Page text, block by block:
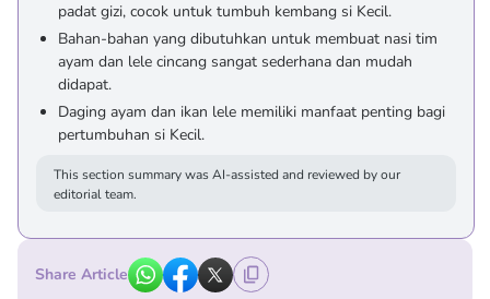
padat gizi, cocok untuk tumbuh kembang si Kecil.
Bahan-bahan yang dibutuhkan untuk membuat nasi tim
ayam dan lele cincang sangat sederhana dan mudah
didapat.
Daging ayam dan ikan lele memiliki manfaat penting bagi
pertumbuhan si Kecil.
This section summary was AI-assisted and reviewed by our
editorial team.
Share Article